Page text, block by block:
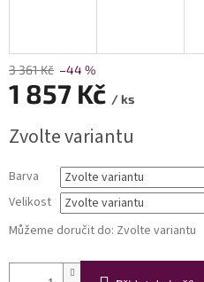
3 361 Kč –44 %
1 857 Kč / ks
cena:
Zvolte variantu
Barva
Velikost
Můžeme doručit do: Zvolte variantu